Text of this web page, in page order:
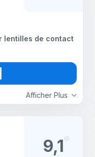
Afficher Plus
lentilles de contact
9,1